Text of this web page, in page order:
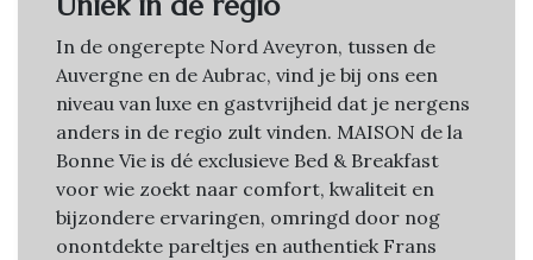
In de ongerepte Nord Aveyron, tussen de
Auvergne en de Aubrac, vind je bij ons een
niveau van luxe en gastvrijheid dat je nergens
anders in de regio zult vinden. MAISON de la
Bonne Vie is dé exclusieve Bed & Breakfast
voor wie zoekt naar comfort, kwaliteit en
bijzondere ervaringen, omringd door nog
onontdekte pareltjes en authentiek Frans